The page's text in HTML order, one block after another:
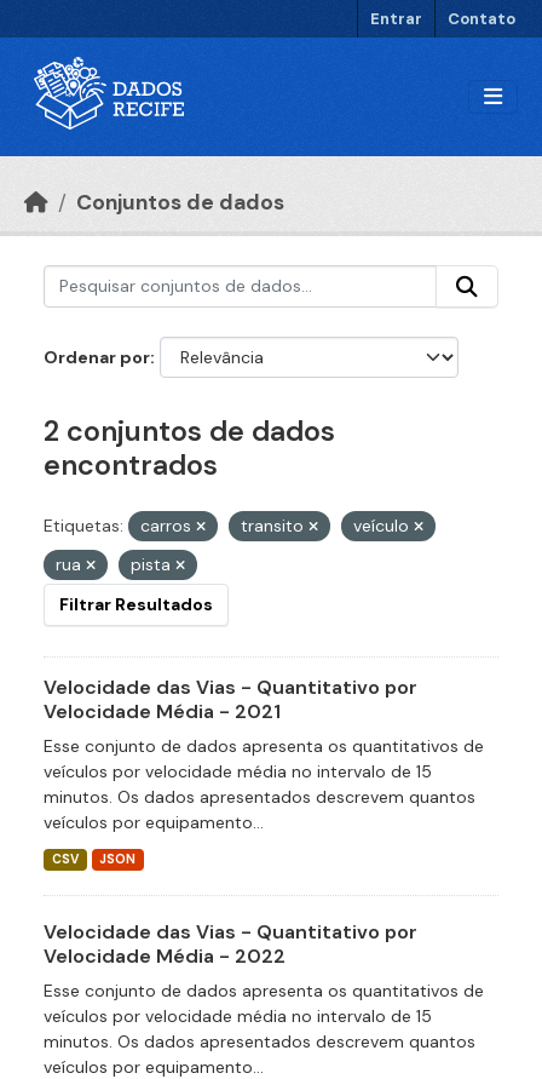
Entrar Contato
Conjuntos de dados
Ordenar por
2 conjuntos de dados
encontrados
Etiquetas: carros transito
veículo
rua
pista
Filtrar Resultados
Velocidade das Vias - Quantitativo por
Velocidade Média - 2021
Esse conjunto de dados apresenta os quantitativos de
veículos por velocidade média no intervalo de 15
minutos. Os dados apresentados descrevem quantos
veículos por equipamento...
CSV JSON
Velocidade das Vias - Quantitativo por
Velocidade Média - 2022
Esse conjunto de dados apresenta os quantitativos de
veículos por velocidade média no intervalo de 15
minutos. Os dados apresentados descrevem quantos
veículos por equipamento...